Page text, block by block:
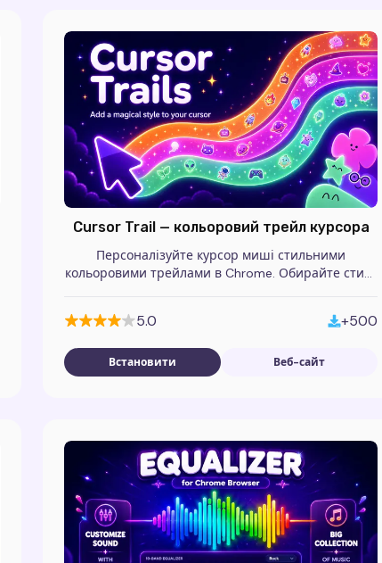
Cursor Trail — кольоровий трейл курсора
Персоналізуйте курсор миші стильними
кольоровими трейлами в Chrome. Обирайте стилі,
5.0 +500
Встановити Веб-сайт